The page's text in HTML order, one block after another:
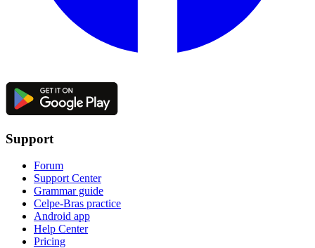
Support
Forum
Support Center
Grammar guide
Celpe-Bras practice
Android app
Help Center
Pricing